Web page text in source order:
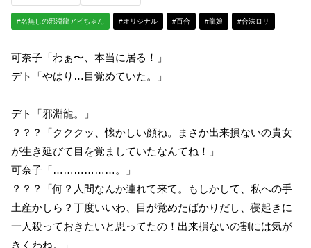
#名無しの邪淵龍アビちゃん #オリジナル #百合 #龍娘 #合法ロリ
可奈子「わぁ〜、本当に居る！」
デト「やはり…目覚めていた。」
デト「邪淵龍。」
？？？「クククッ、懐かしい顔ね。まさか出来損ないの貴女
が生き延びて目を覚ましていたなんてね！」
可奈子「………………。」
？？？「何？人間なんか連れて来て。もしかして、私への手
土産かしら？丁度いいわ、目が覚めたばかりだし、寝起きに
一人殺っておきたいと思ってたの！出来損ないの割には気が
きくわね。」